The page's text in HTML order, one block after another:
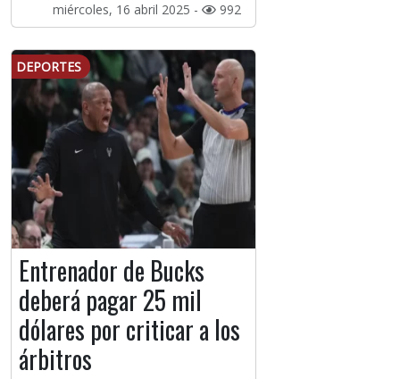
miércoles, 16 abril 2025 - 992
DEPORTES
Entrenador de Bucks
deberá pagar 25 mil
dólares por criticar a los
árbitros